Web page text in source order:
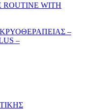
ROUTINE WITH
–
–